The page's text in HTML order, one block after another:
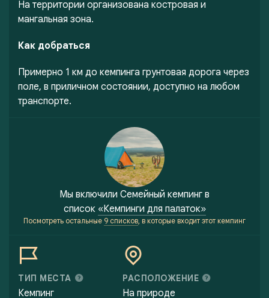
На территории организована костровая и
мангальная зона.
Как добраться
Примерно 1 км до кемпинга грунтовая дорога через
поле, в приличном состоянии, доступно на любом
транспорте.
Мы включили Семейный кемпинг в
список «Кемпинги для палаток»
Посмотреть остальные 9 списков, в которые входит этот кемпинг
ТИП МЕСТА
Кемпинг
РАСПОЛОЖЕНИЕ
На природе